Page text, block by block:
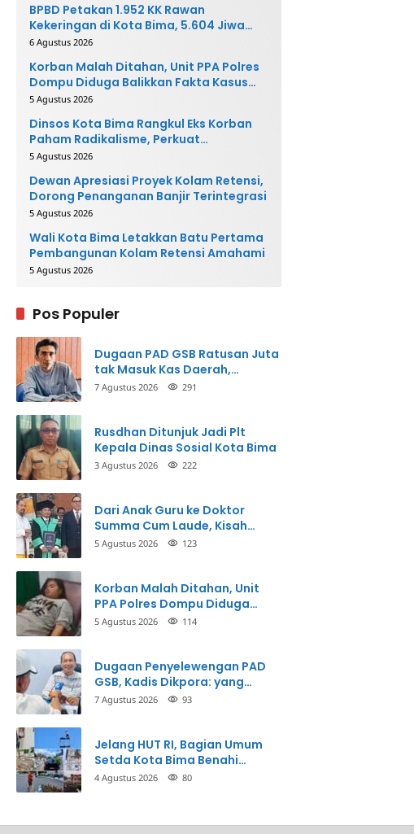
BPBD Petakan 1.952 KK Rawan
Kekeringan di Kota Bima, 5.604 Jiwa
Berpotensi Terdampak
6 Agustus 2026
Korban Malah Ditahan, Unit PPA Polres
Dompu Diduga Balikkan Fakta Kasus
Penganiayaan
5 Agustus 2026
Dinsos Kota Bima Rangkul Eks Korban
Paham Radikalisme, Perkuat
Reintegrasi Sosial
5 Agustus 2026
Dewan Apresiasi Proyek Kolam Retensi,
Dorong Penanganan Banjir Terintegrasi
5 Agustus 2026
Wali Kota Bima Letakkan Batu Pertama
Pembangunan Kolam Retensi Amahami
5 Agustus 2026
Pos Populer
Dugaan PAD GSB Ratusan Juta
tak Masuk Kas Daerah,
Inspektorat Panggil Pihak
7 Agustus 2026 291
Rusdhan Ditunjuk Jadi Plt
Kepala Dinas Sosial Kota Bima
3 Agustus 2026 222
Dari Anak Guru ke Doktor
Summa Cum Laude, Kisah
Taman Firdaus Menginspirasi
5 Agustus 2026 123
Korban Malah Ditahan, Unit
PPA Polres Dompu Diduga
Balikkan Fakta Kasus
5 Agustus 2026 114
Dugaan Penyelewengan PAD
GSB, Kadis Dikpora: yang
Bersangkutan Akui
7 Agustus 2026 93
Jelang HUT RI, Bagian Umum
Setda Kota Bima Benahi
Kantor Pemkot
4 Agustus 2026 80